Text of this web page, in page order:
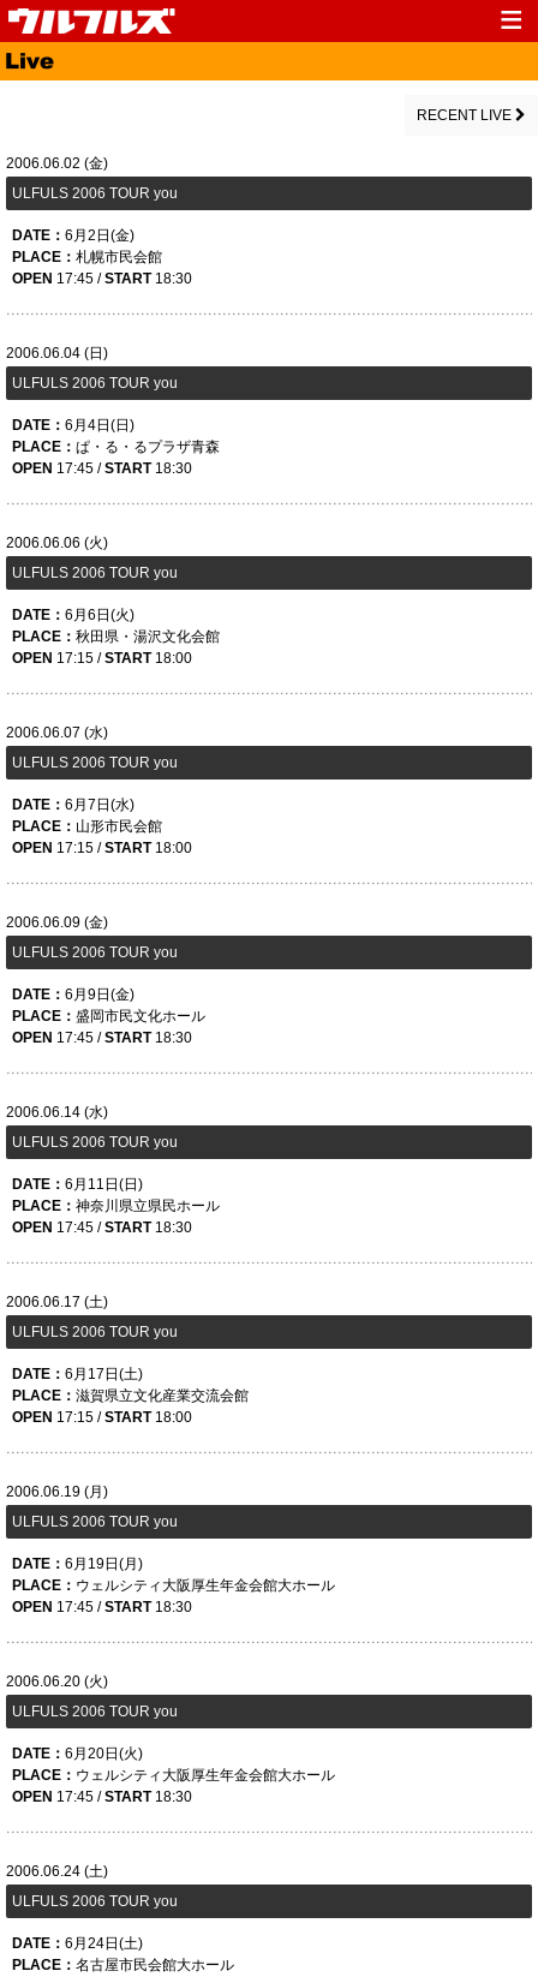
Top
Profile
Fanclub Goods
Contact
RECENT LIVE
2006.06.02 (金)
ULFULS 2006 TOUR you
DATE： 6月2日(金)
PLACE： 札幌市民会館
OPEN 17:45 /START18:30
2006.06.04 (日)
ULFULS 2006 TOUR you
DATE： 6月4日(日)
PLACE： ぱ・る・るプラザ青森
OPEN 17:45 /START18:30
2006.06.06 (火)
ULFULS 2006 TOUR you
DATE： 6月6日(火)
PLACE： 秋田県・湯沢文化会館
OPEN 17:15 /START18:00
2006.06.07 (水)
ULFULS 2006 TOUR you
DATE： 6月7日(水)
PLACE： 山形市民会館
OPEN 17:15 /START18:00
2006.06.09 (金)
ULFULS 2006 TOUR you
DATE： 6月9日(金)
PLACE： 盛岡市民文化ホール
OPEN 17:45 /START18:30
2006.06.14 (水)
ULFULS 2006 TOUR you
DATE： 6月11日(日)
PLACE： 神奈川県立県民ホール
OPEN 17:45 /START18:30
2006.06.17 (土)
ULFULS 2006 TOUR you
DATE： 6月17日(土)
PLACE： 滋賀県立文化産業交流会館
OPEN 17:15 /START18:00
2006.06.19 (月)
ULFULS 2006 TOUR you
DATE： 6月19日(月)
PLACE： ウェルシティ大阪厚生年金会館大ホール
OPEN 17:45 /START18:30
2006.06.20 (火)
ULFULS 2006 TOUR you
DATE： 6月20日(火)
PLACE： ウェルシティ大阪厚生年金会館大ホール
OPEN 17:45 /START18:30
2006.06.24 (土)
ULFULS 2006 TOUR you
DATE： 6月24日(土)
PLACE： 名古屋市民会館大ホール